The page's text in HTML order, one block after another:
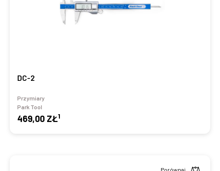
DC-2
Przymiary
Park Tool
469,00 ZŁ1
Porównaj